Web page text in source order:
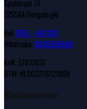
Spalstraat 7A
7255AA Hengelo gld
Bel:0575 – 461383
Whatsapp:0638350680
KvK: 57877637
BTW: NL002216721B59
Klantenservice